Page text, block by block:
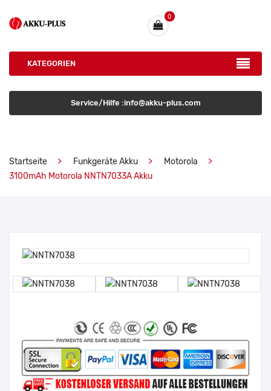
0
KATEGORIEN
Service/Hilfe :info@akku-plus.com
Startseite Funkgeräte Akku
Motorola
3100mAh Motorola NNTN7033A Akku